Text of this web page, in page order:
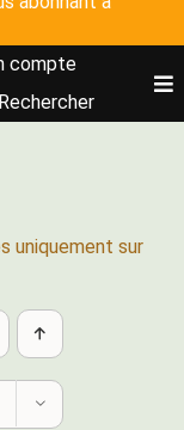
compte
Rechercher
uniquement sur